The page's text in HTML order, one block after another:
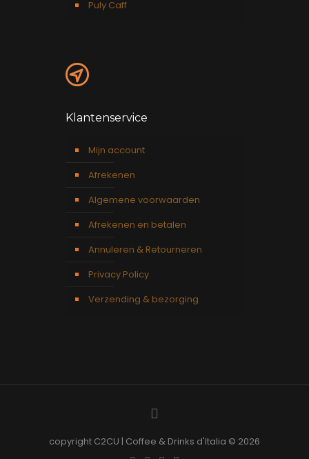
Puly Caff
Klantenservice
Mijn account
Afrekenen
Algemene voorwaarden
Afrekenen en betalen
Annuleren & Retourneren
Privacy Policy
Verzending & bezorging
copyright C2CU | Coffee & Drinks d'Italia © 2026